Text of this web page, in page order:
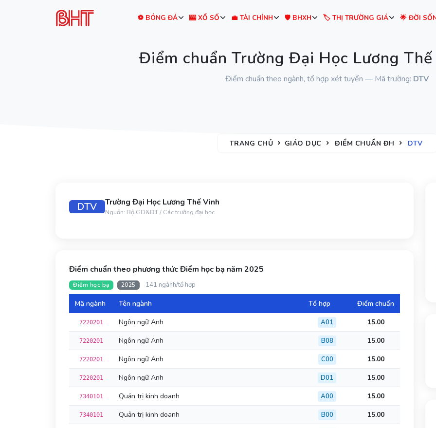
⚽ BÓNG ĐÁ 🎰 XỔ SỐ 💼 TÀI CHÍNH 🛡️ BHXH 🏷️ THỊ TRƯỜNG GIÁ 🌟 ĐỜI
Điểm chuẩn Trường Đại Học Lương
Điểm chuẩn theo ngành, tổ hợp xét tuyển — Mã trường: DTV
TRANG CHỦ GIÁO DỤC ĐIỂM CHUẨN ĐH DTV
DTV Trường Đại Học Lương Thế Vinh
Nguồn: Bộ GD&ĐT / Các trường đại học
Điểm chuẩn theo phương thức Điểm học bạ năm 2025
Điểm học bạ 2025 141 ngành/tổ hợp
Mã ngành Tên ngành Tổ hợp Điểm chuẩn
7220201 Ngôn ngữ Anh A01 15.00
7220201 Ngôn ngữ Anh B08 15.00
7220201 Ngôn ngữ Anh C00 15.00
7220201 Ngôn ngữ Anh D01 15.00
7340101 Quản trị kinh doanh A00 15.00
7340101 Quản trị kinh doanh B00 15.00